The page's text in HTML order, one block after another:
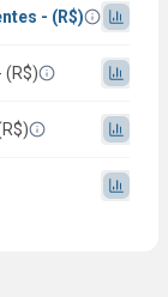
- (R$)
(R$)